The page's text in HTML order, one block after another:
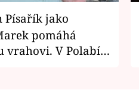
pomáhá
vrahovi. V Polabí